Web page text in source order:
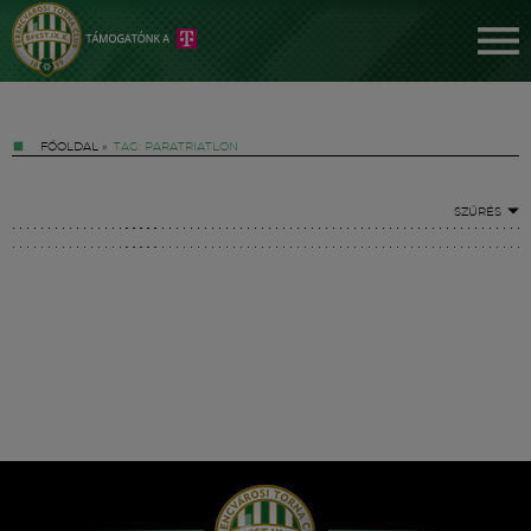
FŐOLDAL » TAG: PARATRIATLON
SZŰRÉS
Hírek